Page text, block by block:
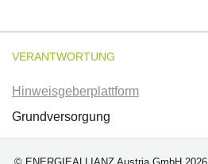
VERANTWORTUNG
Hinweisgeberplattform
Grundversorgung